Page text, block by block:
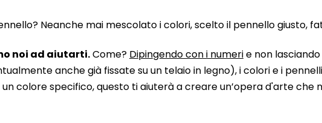
Neanche mai mescolato i colori, scelto il pennello giusto,
noi ad aiutarti.Come? Dipingendo con i numerie non
anche già fissate su un telaio in legno), i colori e i
colore specifico, questo ti aiuterà a creare un’opera d'arte che